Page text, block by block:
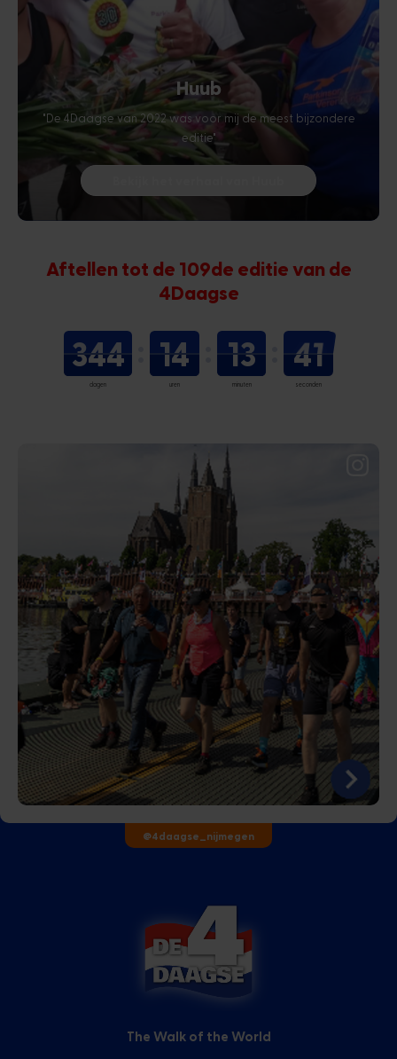
Huub
"De 4Daagse van 2022 was voor mij de meest bijzondere
editie"
Aftellen tot de 109de editie van de
4Daagse
344
dagen
14
uren
13
minuten
39
seconden
@4daagse_nijmegen
The Walk of the World